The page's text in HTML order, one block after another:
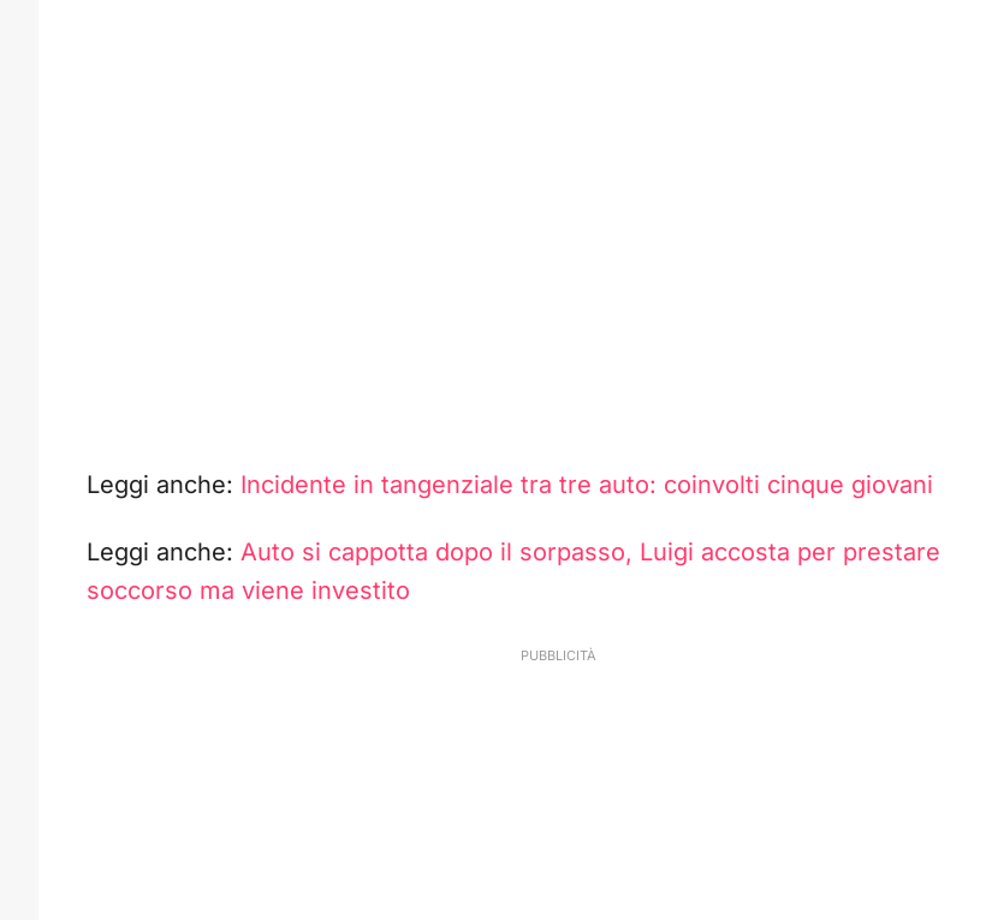
Leggi anche: Incidente in tangenziale tra tre auto: coinvolti cinque giovani
Leggi anche: Auto si cappotta dopo il sorpasso, Luigi accosta per prestare
soccorso ma viene investito